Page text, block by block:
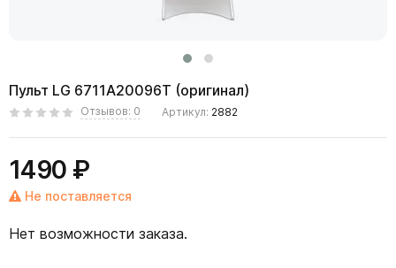
Пульт LG 6711A20096T (оригинал)
Отзывов: 0 Артикул: 2882
1490 ₽
Не поставляется
Нет возможности заказа.